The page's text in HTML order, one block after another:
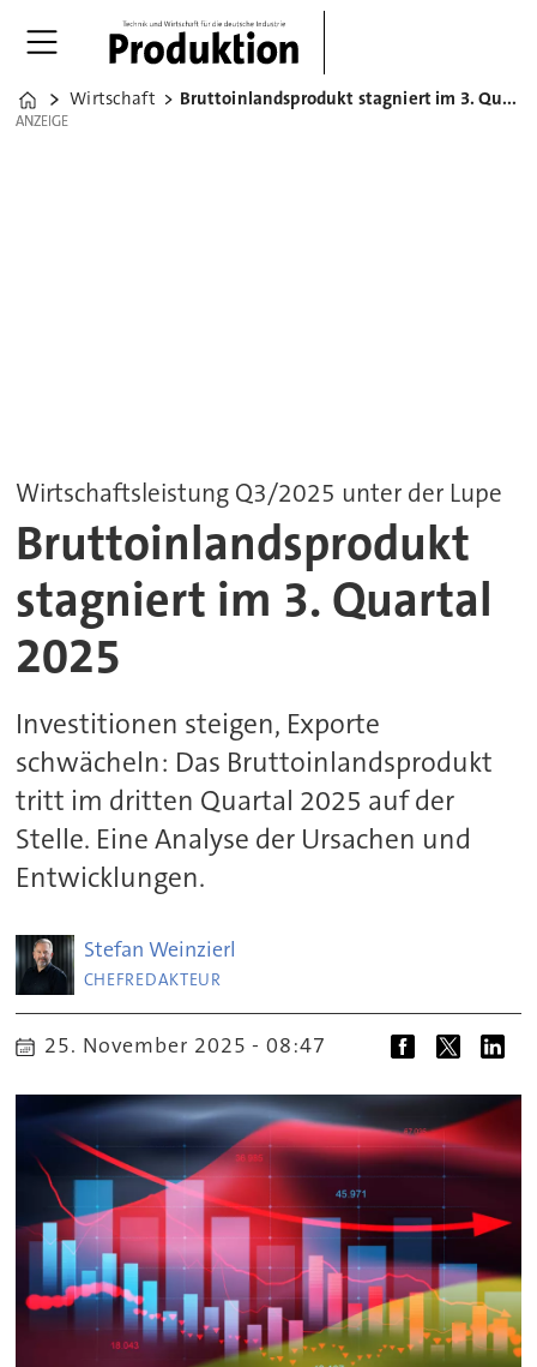
Home
Wirtschaft Bruttoinlandsprodukt stagniert im 3. Quartal 2025
ANZEIGE
ANZEIGE
Wirtschaftsleistung Q3/2025 unter der Lupe
Bruttoinlandsprodukt
stagniert im 3. Quartal
2025
Investitionen steigen, Exporte
schwächeln: Das Bruttoinlandsprodukt
tritt im dritten Quartal 2025 auf der
Stelle. Eine Analyse der Ursachen und
Entwicklungen.
Stefan Weinzierl
CHEFREDAKTEUR
25. November 2025 - 08:47